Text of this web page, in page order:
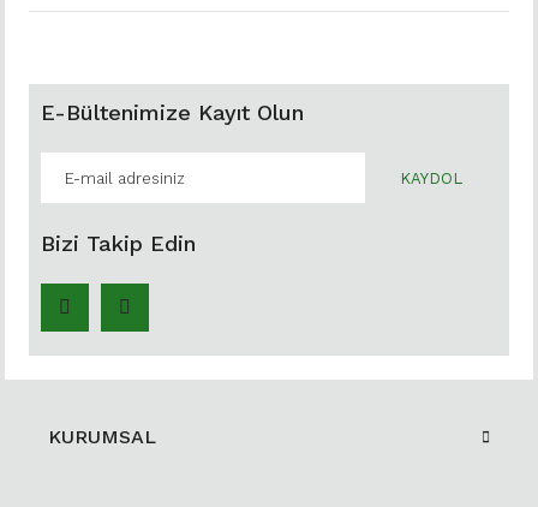
E-Bültenimize Kayıt Olun
KAYDOL
Bizi Takip Edin
KURUMSAL